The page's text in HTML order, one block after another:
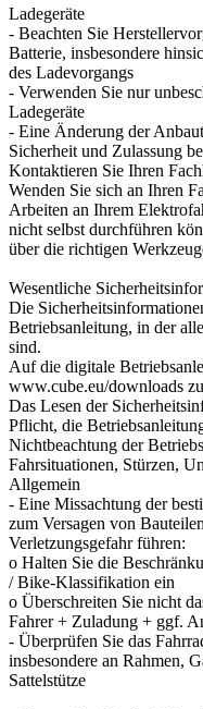
Ladegeräte
- Beachten Sie
Batterie, insbesondere
des Ladevorgangs
- Verwenden Sie nur
Ladegeräte
- Eine Änderung der
Sicherheit und Zulassung
Kontaktieren Sie Ihren
Wenden Sie sich an Ihren
Arbeiten an Ihrem
nicht selbst durchführen
über die richtigen
Wesentliche
Die
Betriebsanleitung, in der
sind.
Auf die digitale
www.cube.eu/downloads
Das Lesen der
Pflicht, die
Nichtbeachtung der
Fahrsituationen, Stürzen,
Allgemein
- Eine Missachtung der
zum Versagen von
Verletzungsgefahr führen:
o Halten Sie die
/ Bike-Klassifikation ein
o Überschreiten Sie nicht
Fahrer + Zuladung + ggf.
- Überprüfen Sie das
insbesondere an Rahmen,
Sattelstütze